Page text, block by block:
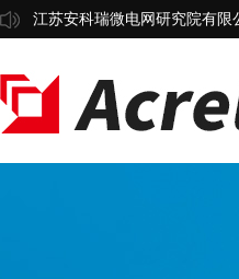
江苏安科瑞微电网研究院有限